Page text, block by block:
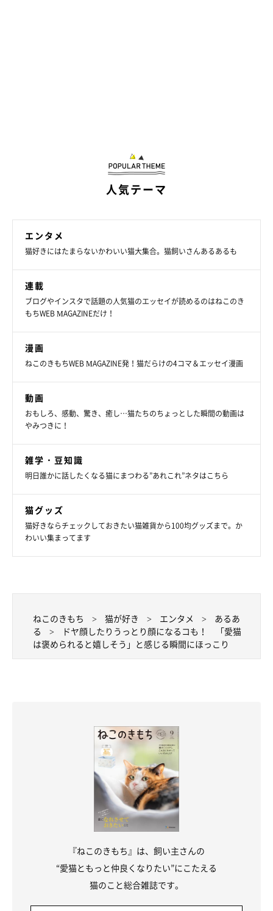
人気テーマ
エンタメ
猫好きにはたまらないかわいい猫大集合。猫飼いさんあるあるも
連載
ブログやインスタで話題の人気猫のエッセイが読めるのはねこのき
もちWEB MAGAZINEだけ！
漫画
ねこのきもちWEB MAGAZINE発！猫だらけの4コマ＆エッセイ漫画
動画
おもしろ、感動、驚き、癒し…猫たちのちょっとした瞬間の動画は
やみつきに！
雑学・豆知識
明日誰かに話したくなる猫にまつわる”あれこれ”ネタはこちら
猫グッズ
猫好きならチェックしておきたい猫雑貨から100均グッズまで。か
わいい集まってます
ねこのきもち 猫が好き エンタメ
あるあ
る
ドヤ顔したりうっとり顔になるコも！ 「愛猫
は褒められると嬉しそう」と感じる瞬間にほっこり
『ねこのきもち』は、飼い主さんの
“愛猫ともっと仲良くなりたい”にこたえる
猫のこと総合雑誌です。